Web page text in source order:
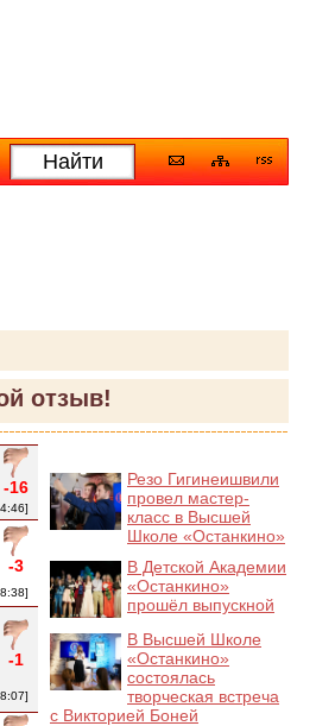
отзыв!
-16
-3
-1
Резо Гигинеишвили
провел мастер-
класс в Высшей
Школе «Останкино»
В Детской Академии
«Останкино»
прошёл выпускной
В Высшей Школе
«Останкино»
состоялась
творческая встреча
с Викторией Боней